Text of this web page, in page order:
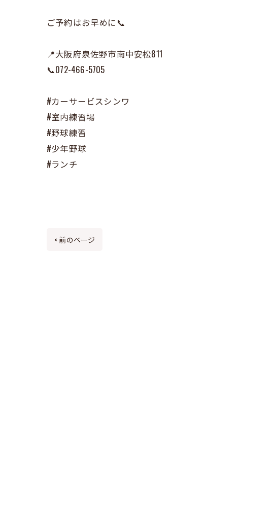
ご予約はお早めに📞
📍大阪府泉佐野市南中安松811
📞072-466-5705
#カーサービスシンワ
#室内練習場
#野球練習
#少年野球
#ランチ
< 前のページ